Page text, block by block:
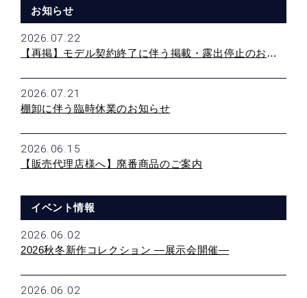
お知らせ
2026.07.22
【再掲】モデル契約終了に伴う掲載・露出停止のお願い
2026.07.21
棚卸に伴う臨時休業のお知らせ
2026.06.15
【販売代理店様へ】廃番商品のご案内
イベント情報
2026.06.02
2026秋冬新作コレクション ―展示会開催―
2026.06.02